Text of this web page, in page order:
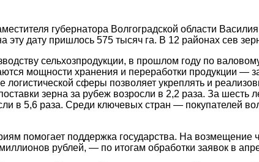
губернатора Волгоградской области
дату пришлось 575 тысяч га. В 12 районах сев
сельхозпродукции, в прошлом году по
мощности хранения и переработки продукции —
сферы позволяет укреплять и
зерна за рубеж возросли в 2,2 раза. За шесть
в 5,6 раза. Среди ключевых стран — покупателей
помогает поддержка государства. На возмещение
рублей, — по итогам обработки заявок в